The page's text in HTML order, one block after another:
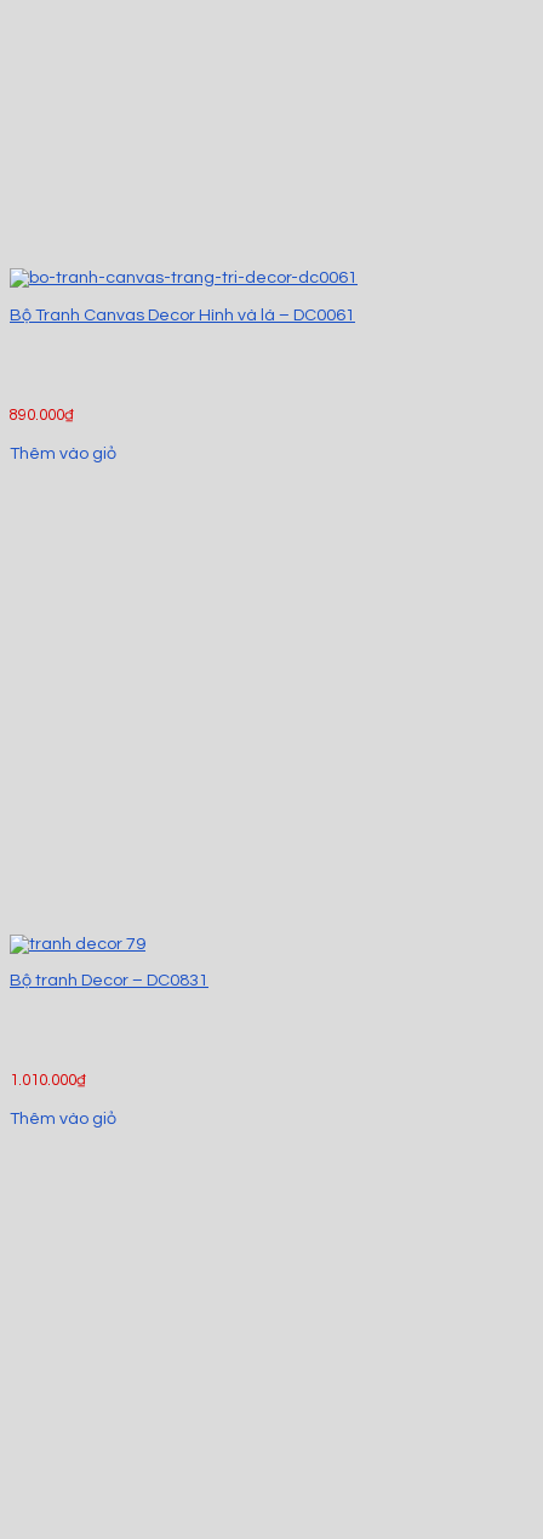
Bộ Tranh Canvas Decor Hình và lá – DC0061
890.000₫
Thêm vào giỏ
Bộ tranh Decor – DC0831
1.010.000₫
Thêm vào giỏ